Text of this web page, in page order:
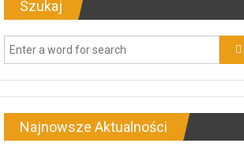
Szukaj
Najnowsze Aktualności